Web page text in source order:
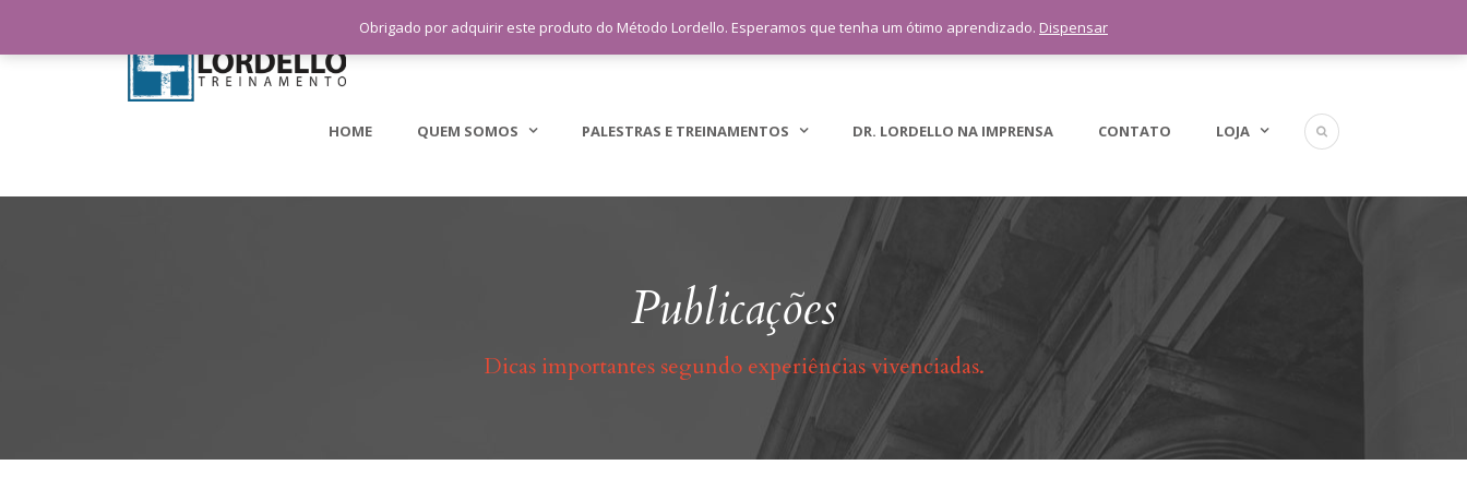
sac@lordellotreinamento.com.br +55 11 9 1398-3091
HOME QUEM SOMOS PALESTRAS E TREINAMENTOS DR. LORDELLO NA IMPRENSA CONTATO LOJA
Publicações
Dicas importantes segundo experiências vivenciadas.
Obrigado por adquirir este produto do Método Lordello. Esperamos que tenha um ótimo aprendizado. Dispensar